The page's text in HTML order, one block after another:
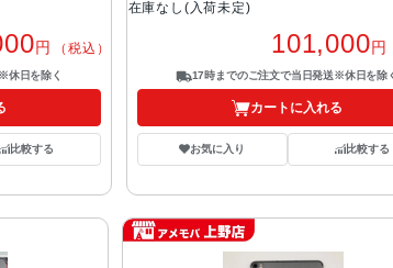
円 （税込）
休日を除く
比較する
在庫なし(入荷未定)
101,000円
17時までのご注文で当日発送※休日を除
カートに入れる
お気に入り 比較する